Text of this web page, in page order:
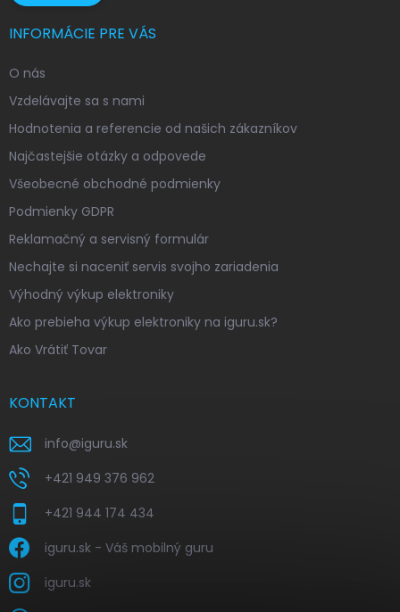
INFORMÁCIE PRE VÁS
O nás
Vzdelávajte sa s nami
Hodnotenia a referencie od našich zákazníkov
Najčastejšie otázky a odpovede
Všeobecné obchodné podmienky
Podmienky GDPR
Reklamačný a servisný formulár
Nechajte si naceniť servis svojho zariadenia
Výhodný výkup elektroniky
Ako prebieha výkup elektroniky na iguru.sk?
Ako Vrátiť Tovar
KONTAKT
info@iguru.sk
+421 949 376 962
+421 944 174 434
iguru.sk - Váš mobilný guru
iguru.sk